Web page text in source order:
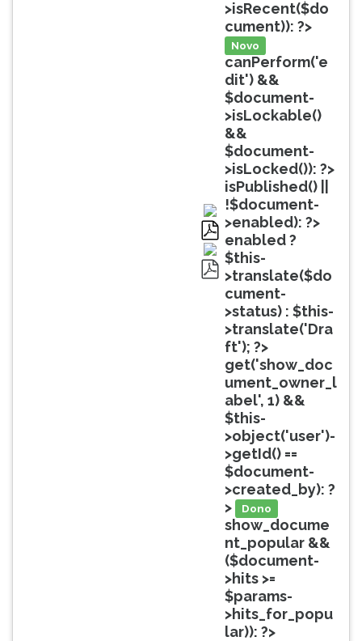
pdf
pdf
>isRecent($do
cument)): ?>
Novo
canPerform('e
dit') &&
$document-
>isLockable()
&&
$document-
>isLocked()): ?>
isPublished() ||
!$document-
>enabled): ?>
enabled ?
$this-
>translate($do
cument-
>status) : $this-
>translate('Dra
ft'); ?>
get('show_doc
ument_owner_l
abel', 1) &&
$this-
>object('user')-
>getId() ==
$document-
>created_by): ?
>
Dono
show_docume
nt_popular &&
($document-
>hits >=
$params-
>hits_for_popu
lar)): ?>